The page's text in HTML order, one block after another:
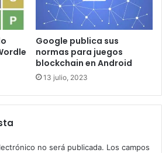
Ball Z
My Hero Academia
Law de One Piece
de Bleach
Naruto
es respetable y tiene
series famosas, peca de no
Google publica sus
normas para juegos
blockchain en Android
13 julio, 2023
no será publicada. Los campos